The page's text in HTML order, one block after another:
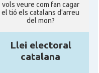
vols veure com fan cagar
el tió els catalans d'arreu
del mon?
Llei electoral
catalana